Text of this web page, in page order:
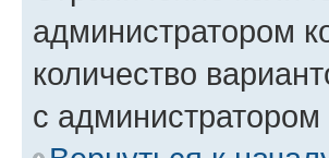
администратором
количество
с